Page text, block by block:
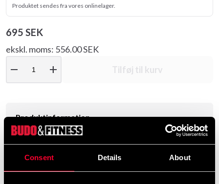
Consent Details About
Produktet sendes fra vores onlinelager.
695 SEK
ekskl. moms: 556.00 SEK
remove add Tilføj til kurv
Produktinformation
Specialstang med gummigreb inkl. Vægt ca. 2 kg.
Længde 140 cm. Vægte medfølger ikke.